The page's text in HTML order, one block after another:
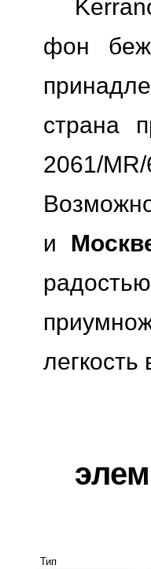
фон
страна
2061/
и
Тип